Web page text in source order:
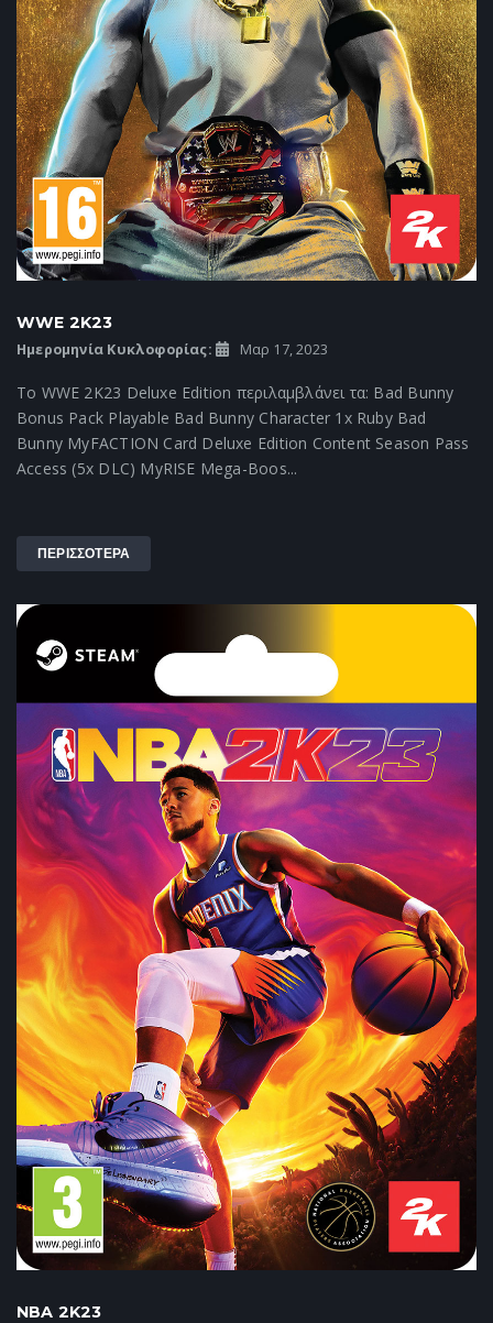
WWE 2K23
Ημερομηνία Κυκλοφορίας: Μαρ 17, 2023
Το WWE 2K23 Deluxe Edition περιλαμβλάνει τα: Bad Bunny
Bonus Pack Playable Bad Bunny Character 1x Ruby Bad
Bunny MyFACTION Card Deluxe Edition Content Season Pass
Access (5x DLC) MyRISE Mega-Boos...
ΠΕΡΙΣΣΟΤΕΡΑ
NBA 2K23